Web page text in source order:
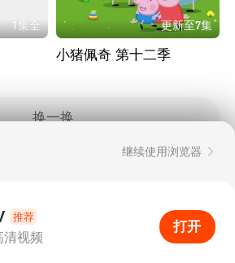
1集全 更新至7集
小猪佩奇 第十二季
换一换
打开APP
继续使用浏览器
推荐
清视频
打开